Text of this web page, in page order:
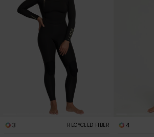
3 RECYCLED FIBER 4